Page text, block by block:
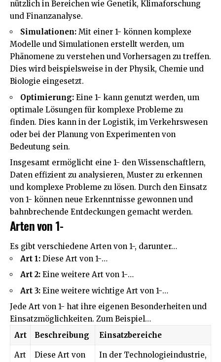
nützlich in Bereichen wie Genetik, Klimaforschung
und Finanzanalyse.
Simulationen: Mit einer 1- können komplexe
Modelle und Simulationen erstellt werden, um
Phänomene zu verstehen und Vorhersagen zu treffen.
Dies wird beispielsweise in der Physik, Chemie und
Biologie eingesetzt.
Optimierung: Eine 1- kann genutzt werden, um
optimale Lösungen für komplexe Probleme zu
finden. Dies kann in der Logistik, im Verkehrswesen
oder bei der Planung von Experimenten von
Bedeutung sein.
Insgesamt ermöglicht eine 1- den Wissenschaftlern,
Daten effizient zu analysieren, Muster zu erkennen
und komplexe Probleme zu lösen. Durch den Einsatz
von 1- können neue Erkenntnisse gewonnen und
bahnbrechende Entdeckungen gemacht werden.
Arten von 1-
Es gibt verschiedene Arten von 1-, darunter…
Art 1: Diese Art von 1-…
Art 2: Eine weitere Art von 1-…
Art 3: Eine weitere wichtige Art von 1-…
Jede Art von 1- hat ihre eigenen Besonderheiten und
Einsatzmöglichkeiten. Zum Beispiel…
Art
Beschreibung Einsatzbereiche
Art
Diese Art von
In der Technologieindustrie,